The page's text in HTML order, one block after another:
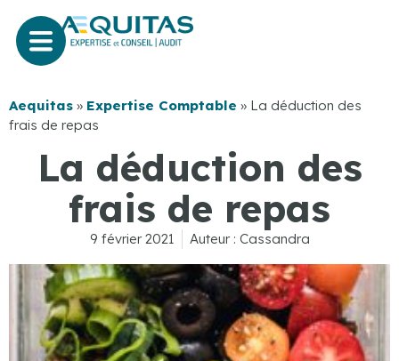
Aequitas » Expertise Comptable » La déduction des
frais de repas
La déduction des
frais de repas
9 février 2021 Auteur : Cassandra